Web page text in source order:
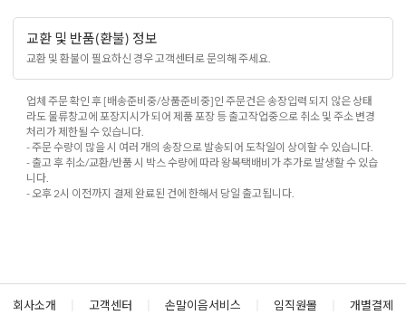
교환 및 반품(환불) 정보
교환 및 환불이 필요하신 경우 고객센터로 문의해 주세요.
업체 주문 확인 후 [배송준비중/상품준비중]인 주문건은 송장입력 되지 않은 상태
라도 물류창고에 포장지시가 되어 제품 포장 등 출고작업중으로 취소 및 주소 변경
처리가 제한될 수 있습니다.
- 주문 수량이 많을 시 여러 개의 송장으로 발송되어 도착일이 상이할 수 있습니다.
- 출고 후 취소/교환/반품 시 박스 수량에 따라 왕복택배비가 추가로 발생할 수 있습
니다.
- 오후 2시 이전까지 결제 완료된 건에 한해서 당일 출고됩니다.
회사소개 고객센터 손말이음서비스 임직원몰 개별결제